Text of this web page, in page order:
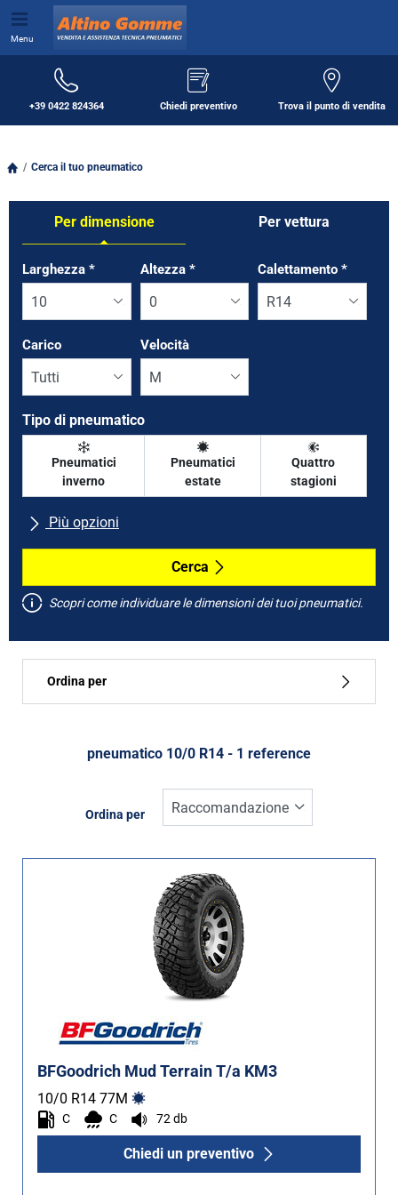
Menu
+39 0422 824364 Chiedi preventivo Trova il punto di vendita
Cerca il tuo pneumatico
Per dimensione Per vettura
Tab updated: Per dimensione
Larghezza * Altezza * Calettamento*
Carico Velocità
Tipo di pneumatico
Pneumatici
inverno
Pneumatici
estate
Quattro
stagioni
Più opzioni
Tutte le marche
Tipo di vettura
Run flat
Cerca
Scopri come individuare le dimensioni dei tuoi pneumatici.
Ordina per
Tipo di pneumatico
Inverno (0)
Quattro stagioni (0)
4X4 (1)
Furgone (0)
Camper (0)
pneumatico ‎10/0 R14 - 1 reference
Ordina per
BFGoodrich Mud Terrain T/a KM3
10/0 R14 77M
C C 72 db
Chiedi un preventivo